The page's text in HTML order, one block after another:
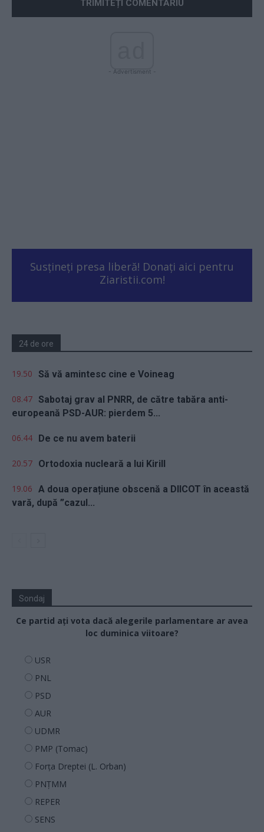
- Advertisment -
Susțineți presa liberă! Donați aici pentru
Ziaristii.com!
24 de ore
19.50 Să vă amintesc cine e Voineag
08.47 Sabotaj grav al PNRR, de către tabăra anti-
europeană PSD-AUR: pierdem 5...
06.44 De ce nu avem baterii
20.57 Ortodoxia nucleară a lui Kirill
19.06 A doua operațiune obscenă a DIICOT în această
vară, după ”cazul...
Sondaj
Ce partid ați vota dacă alegerile parlamentare ar avea
loc duminica viitoare?
USR
PNL
PSD
AUR
UDMR
PMP (Tomac)
Forța Dreptei (L. Orban)
PNȚMM
REPER
SENS